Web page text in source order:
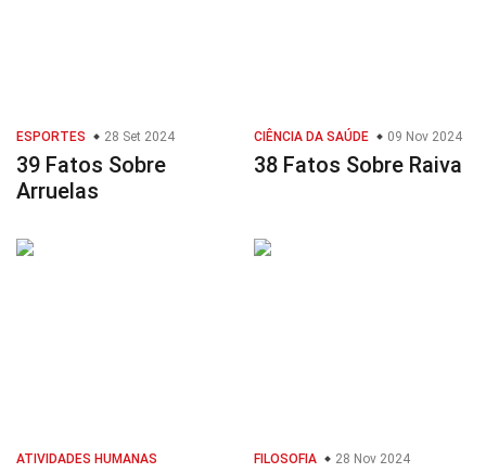
ESPORTES 28 Set 2024
39 Fatos Sobre
Arruelas
CIÊNCIA DA SAÚDE 09 Nov 2024
38 Fatos Sobre Raiva
ATIVIDADES HUMANAS
FILOSOFIA 28 Nov 2024